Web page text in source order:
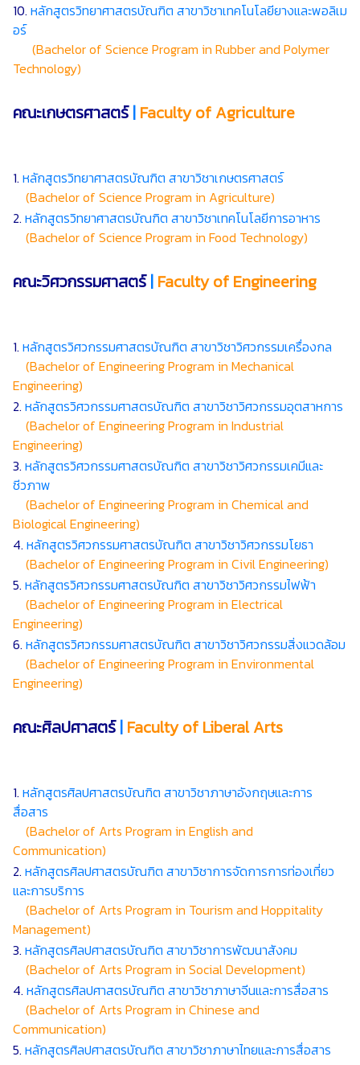
10. หลักสูตรวิทยาศาสตรบัณฑิต สาขาวิชาเทคโนโลยียางและพอลิเม
อร์
(Bachelor of Science Program in Rubber and Polymer
Technology)
คณะเกษตรศาสตร์| Faculty of Agriculture
1. หลักสูตรวิทยาศาสตรบัณฑิต สาขาวิชาเกษตรศาสตร์
(Bachelor of Science Program in Agriculture)
2. หลักสูตรวิทยาศาสตรบัณฑิต สาขาวิชาเทคโนโลยีการอาหาร
(Bachelor of Science Program in Food Technology)
คณะวิศวกรรมศาสตร์| Faculty of Engineering
1. หลักสูตรวิศวกรรมศาสตรบัณฑิต สาขาวิชาวิศวกรรมเครื่องกล
(Bachelor of Engineering Program in Mechanical
Engineering)
2. หลักสูตรวิศวกรรมศาสตรบัณฑิต สาขาวิชาวิศวกรรมอุตสาหการ
(Bachelor of Engineering Program in Industrial
Engineering)
3. หลักสูตรวิศวกรรมศาสตรบัณฑิต สาขาวิชาวิศวกรรมเคมีและ
ชีวภาพ
(Bachelor of Engineering Program in Chemical and
Biological Engineering)
4. หลักสูตรวิศวกรรมศาสตรบัณฑิต สาขาวิชาวิศวกรรมโยธา
(Bachelor of Engineering Program in Civil Engineering)
5. หลักสูตรวิศวกรรมศาสตรบัณฑิต สาขาวิชาวิศวกรรมไฟฟ้า
(Bachelor of Engineering Program in Electrical
Engineering)
6. หลักสูตรวิศวกรรมศาสตรบัณฑิต สาขาวิชาวิศวกรรมสิ่งแวดล้อม
(Bachelor of Engineering Program in Environmental
Engineering)
คณะศิลปศาสตร์| Faculty of Liberal Arts
1. หลักสูตรศิลปศาสตรบัณฑิต สาขาวิชาภาษาอังกฤษและการ
สื่อสาร
(Bachelor of Arts Program in English and
Communication)
2. หลักสูตรศิลปศาสตรบัณฑิต สาขาวิชาการจัดการการท่องเที่ยว
และการบริการ
(Bachelor of Arts Program in Tourism and Hoppitality
Management)
3. หลักสูตรศิลปศาสตรบัณฑิต สาขาวิชาการพัฒนาสังคม
(Bachelor of Arts Program in Social Development)
4. หลักสูตรศิลปศาสตรบัณฑิต สาขาวิชาภาษาจีนและการสื่อสาร
(Bachelor of Arts Program in Chinese and
Communication)
5. หลักสูตรศิลปศาสตรบัณฑิต สาขาวิชาภาษาไทยและการสื่อสาร